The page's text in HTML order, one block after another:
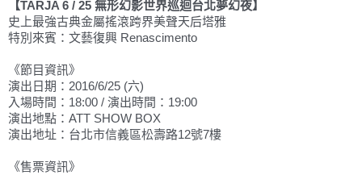
【TARJA 6 / 25 無形幻影世界巡迴台北夢幻夜】
史上最強古典金屬搖滾跨界美聲天后塔雅
特別來賓：文藝復興 Renascimento
《節目資訊》
演出日期：2016/6/25 (六)
入場時間：18:00 / 演出時間：19:00
演出地點：ATT SHOW BOX
演出地址：台北市信義區松壽路12號7樓
《售票資訊》